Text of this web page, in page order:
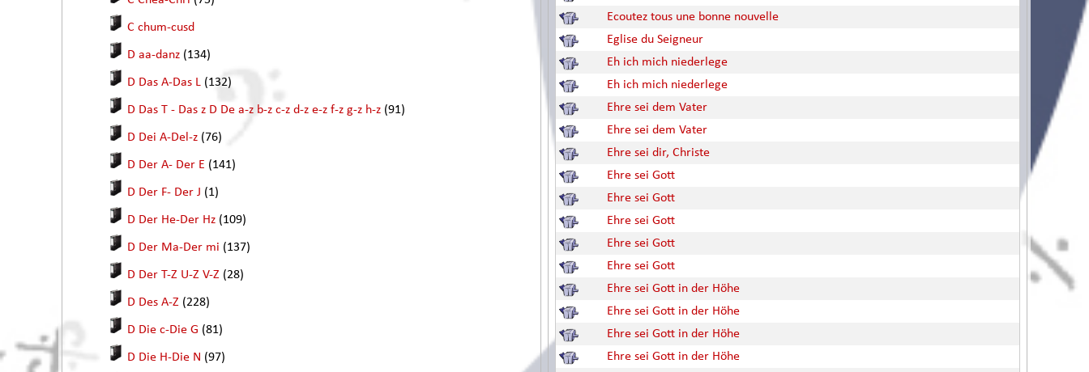
C chum-cusd
D aa-danz (134)
D Das A-Das L (132)
D Das T - Das z D De a-z b-z c-z d-z e-z f-z g-z h-z (91)
D Dei A-Del-z (76)
D Der A- Der E (141)
D Der F- Der J (1)
D Der He-Der Hz (109)
D Der Ma-Der mi (137)
D Der T-Z U-Z V-Z (28)
D Des A-Z (228)
D Die c-Die G (81)
D Die H-Die N (97)
Ecoutez tous une bonne nouvelle
Eglise du Seigneur
Eh ich mich niederlege
Eh ich mich niederlege
Ehre sei dem Vater
Ehre sei dem Vater
Ehre sei dir, Christe
Ehre sei Gott
Ehre sei Gott
Ehre sei Gott
Ehre sei Gott
Ehre sei Gott
Ehre sei Gott in der Höhe
Ehre sei Gott in der Höhe
Ehre sei Gott in der Höhe
Ehre sei Gott in der Höhe